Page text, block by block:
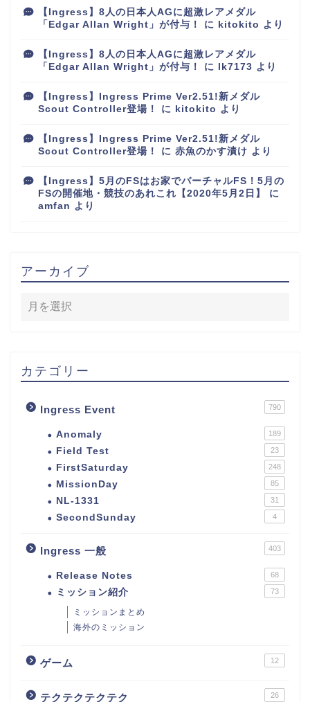
【Ingress】8人の日本人AGに超激レアメダル
「Edgar Allan Wright」が付与！
に kitokito より
【Ingress】8人の日本人AGに超激レアメダル
「Edgar Allan Wright」が付与！
に lk7173 より
【Ingress】Ingress Prime Ver2.51!新メダル
Scout Controller登場！
に kitokito より
【Ingress】Ingress Prime Ver2.51!新メダル
Scout Controller登場！
に 赤魚のかす漬け より
【Ingress】5月のFSはお家でバーチャルFS！5月の
FSの開催地・競技のあれこれ【2020年5月2日】
に
amfan より
アーカイブ
カテゴリー
Ingress Event 790
Anomaly 189
Field Test 23
FirstSaturday 248
MissionDay 85
NL-1331 31
SecondSunday 4
Ingress 一般 403
Release Notes 68
ミッション紹介 73
ミッションまとめ
海外のミッション
ゲーム 12
テクテクテクテク 26